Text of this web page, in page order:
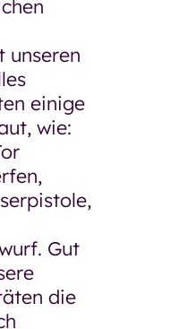
unseren
einige
wie:
Gut
die